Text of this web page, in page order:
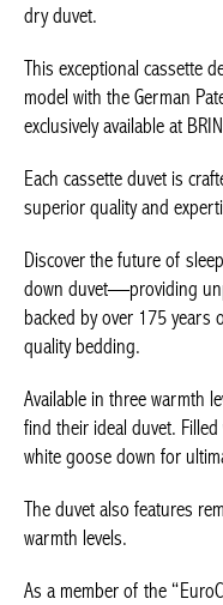
dry duvet.
This exceptional cassette
model with the German
exclusively available at
Each cassette duvet is
superior quality and
Discover the future of
down duvet—providing
backed by over 175
quality bedding.
Available in three warmth
find their ideal duvet.
white goose down for
The duvet also features
warmth levels.
As a member of the